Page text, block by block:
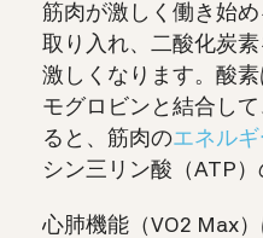
筋肉が激しく働き始
取り入れ、二酸化炭
激しくなります。酸
モグロビンと結合し
ると、筋肉のエネルギ
シン三リン酸（ATP）
心肺機能（VO2 Max